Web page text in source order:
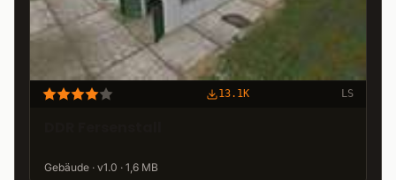
13.1K LS
Gebäude · v1.0 · 1,6 MB